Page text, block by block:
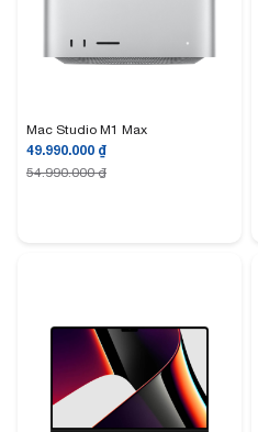
Mac Studio M1 Max
49.990.000 ₫
54.990.000₫